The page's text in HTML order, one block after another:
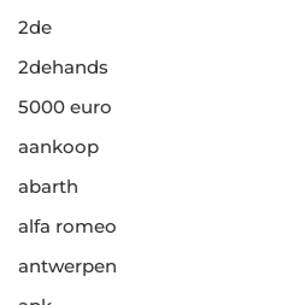
2de
2dehands
5000 euro
aankoop
abarth
alfa romeo
antwerpen